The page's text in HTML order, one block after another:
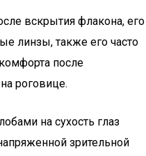
вскрытия флакона, его
линзы, также его часто
после
роговице.
на сухость глаз
зрительной